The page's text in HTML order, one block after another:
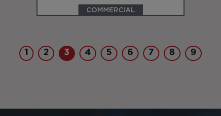
COMMERCIAL
1 2 3 4 5 6 7 8 9